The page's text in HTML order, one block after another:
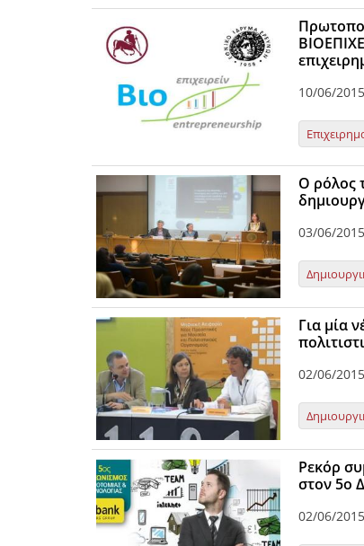
10/06/2015
Ο ρόλος
03/06/2015
Για μία
02/06/2015
Ρεκόρ
στον 5ο
02/06/2015